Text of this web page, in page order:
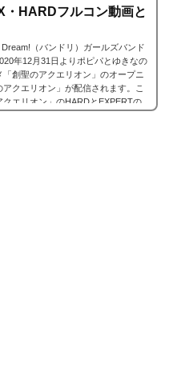
・HARDフルコン動画と
（バンドリ）ガールズバンド
年12月31日よりポピパとゆきなの
「創聖のアクエリオン」のオープニ
クエリオン」が配信されます。こ
クエリオン」のHARDとEXPERTの